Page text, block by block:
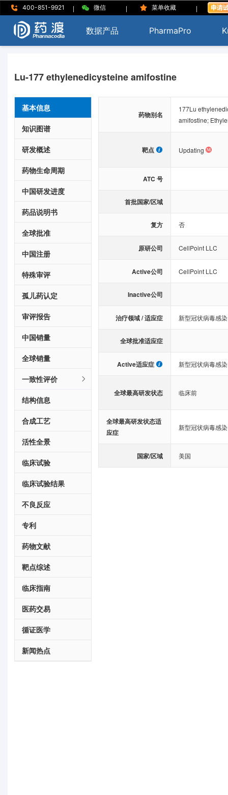
400-851-9921 | 微信 | 菜单收藏 |
数据产品 PharmaPro
Lu-177 ethylenedicysteine amifostine
基本信息
知识图谱
研发概述
药物生命周期
中国研发进度
药品说明书
全球批准
中国注册
特殊审评
孤儿药认定
审评报告
中国销量
全球销量
一致性评价
结构信息
合成工艺
活性全景
临床试验
临床试验结果
不良反应
专利
药物文献
靶点综述
临床指南
医药交易
循证医学
新闻热点
药物别名
177Lu
amifostine;
靶点 Updating
ATC 号
首批国家/区域
复方 否
原研公司 CellPoint LLC
Active公司 CellPoint LLC
Inactive公司
治疗领域 / 适应症 新型冠状病毒感染
全球批准适应症
Active适应症 新型冠状病毒感染
全球最高研发状态 临床前
全球最高研发状态适
应症
新型冠状病毒感染
国家/区域 美国